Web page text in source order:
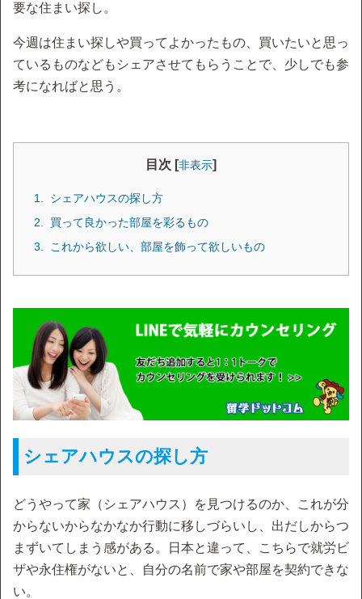
要な住まい探し。
今週は住まい探しや買ってよかったもの、買いたいと思っ
ているものなどもシェアさせてもらうことで、少しでも参
考になればと思う。
目次 [非表示]
シェアハウスの探し方
買って良かった部屋を彩るもの
これから欲しい、部屋を飾って欲しいもの
シェアハウスの探し方
どうやって家（シェアハウス）を見つけるのか、これが分
からないからなかなか行動に移しづらいし、出だしからつ
まずいてしまう感がある。日本と違って、こちらで就労ビ
ザや永住権がないと、自分の名前で家や部屋を契約できな
い。